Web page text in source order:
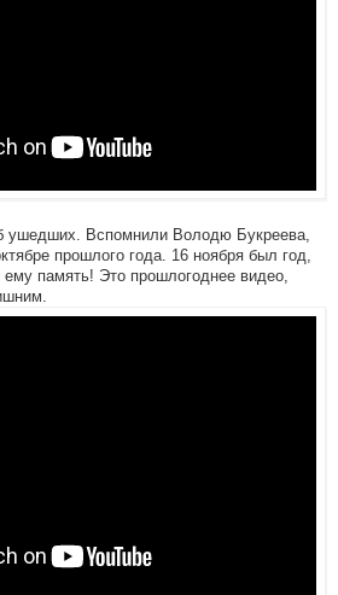
ушедших. Вспомнили Володю Букреева,
прошлого года. 16 ноября был год,
ему память! Это прошлогоднее видео,